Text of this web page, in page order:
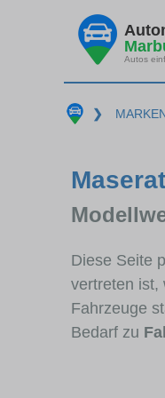
Autos
❯
Diese Seite
vertreten ist,
Fahrzeuge
Bedarf zu